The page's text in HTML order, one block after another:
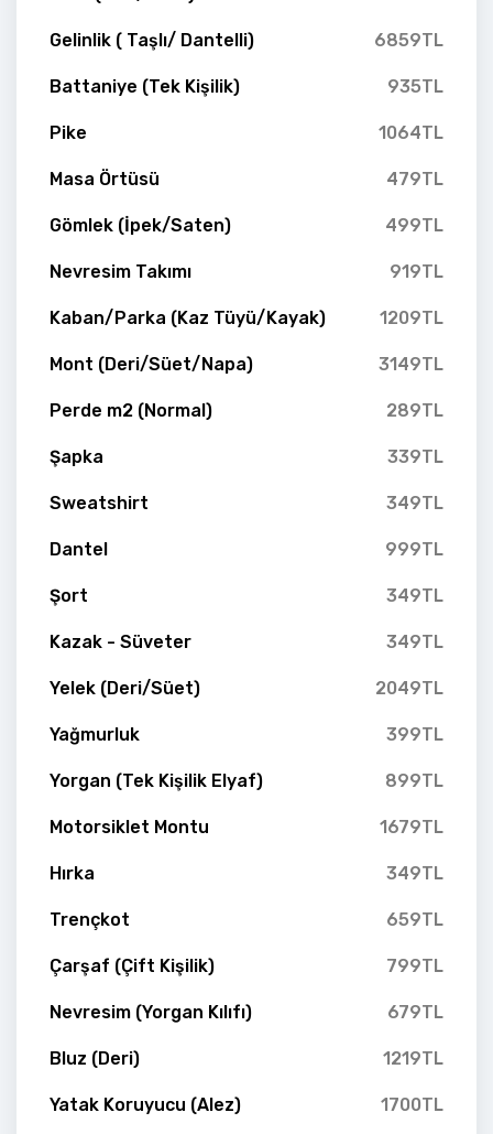
Gelinlik ( Taşlı/ Dantelli) 6859TL
Battaniye (Tek Kişilik) 935TL
Pike 1064TL
Masa Örtüsü 479TL
Gömlek (İpek/Saten) 499TL
Nevresim Takımı 919TL
Kaban/Parka (Kaz Tüyü/Kayak) 1209TL
Mont (Deri/Süet/Napa) 3149TL
Perde m2 (Normal) 289TL
Şapka 339TL
Sweatshirt 349TL
Dantel 999TL
Şort 349TL
Kazak - Süveter 349TL
Yelek (Deri/Süet) 2049TL
Yağmurluk 399TL
Yorgan (Tek Kişilik Elyaf) 899TL
Motorsiklet Montu 1679TL
Hırka 349TL
Trençkot 659TL
Çarşaf (Çift Kişilik) 799TL
Nevresim (Yorgan Kılıfı) 679TL
Bluz (Deri) 1219TL
Yatak Koruyucu (Alez) 1700TL